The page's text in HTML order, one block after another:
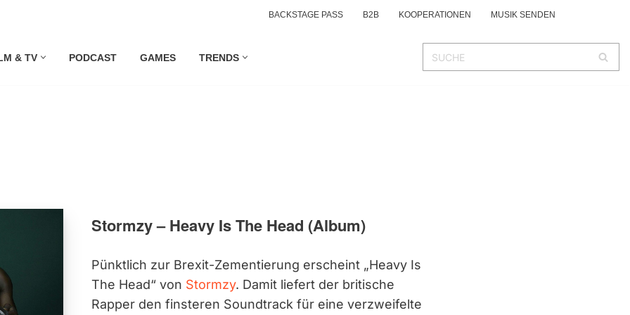
BACKSTAGE PASS B2B KOOPERATIONEN MUSIK SENDEN
& TV PODCAST GAMES TRENDS
Stormzy – Heavy Is The Head (Album)
Pünktlich zur Brexit-Zementierung erscheint „Heavy Is
The Head“ von Stormzy. Damit liefert der britische
Rapper den finsteren Soundtrack für eine verzweifelte